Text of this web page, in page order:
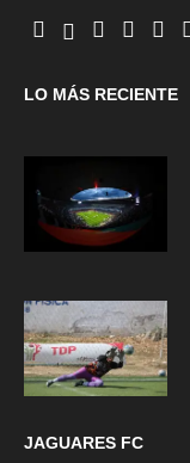
LO MÁS RECIENTE
JAGUARES FC